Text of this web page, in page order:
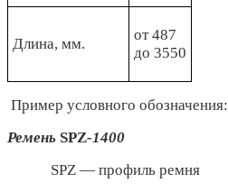
Длина, мм.
от 487
до 3550
Пример условного обозначения:
Ремень SPZ-1400
SPZ — профиль ремня